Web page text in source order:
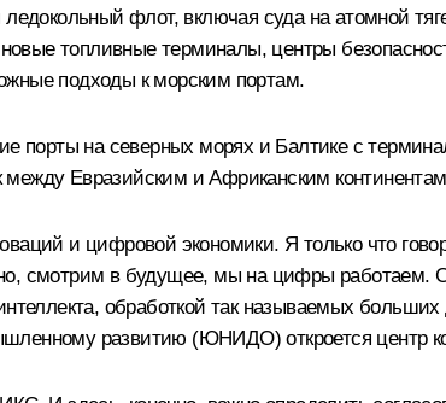
флот, включая суда на атомной
топливные терминалы, центры
подходы к морским портам.
порты на северных морях и Балтике с
между Евразийским и Африканским
и цифровой экономики. Я только что
смотрим в будущее, мы на цифры работаем.
обработкой так называемых
развитию (ЮНИДО) откроется центр